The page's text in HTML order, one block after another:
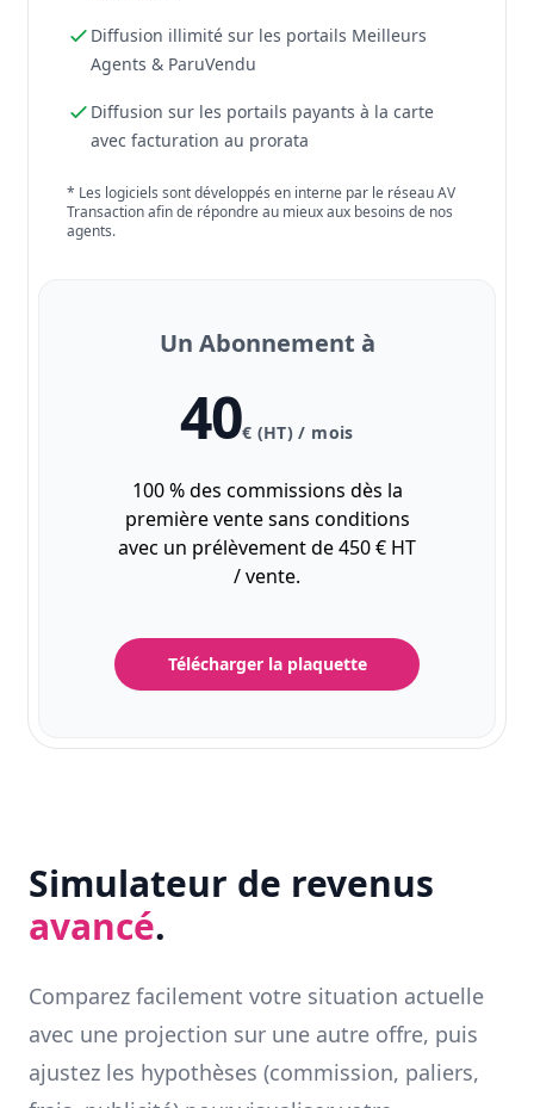
Diffusion illimité sur les portails Meilleurs
Agents & ParuVendu
Diffusion sur les portails payants à la carte
avec facturation au prorata
* Les logiciels sont développés en interne par le réseau AV
Transaction afin de répondre au mieux aux besoins de nos
agents.
Un Abonnement à
40€ (HT) / mois
100 % des commissions dès la
première vente sans conditions
avec un prélèvement de 450 € HT
/ vente.
Télécharger la plaquette
Simulateur de revenus
avancé.
Comparez facilement votre situation actuelle
avec une projection sur une autre offre, puis
ajustez les hypothèses (commission, paliers,